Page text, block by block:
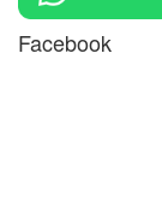
Facebook